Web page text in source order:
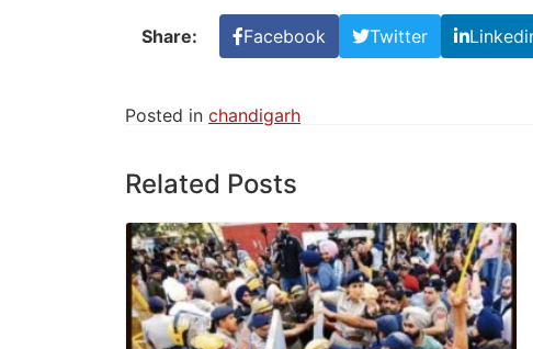
Share: Facebook Twitter
Posted in chandigarh
Related Posts